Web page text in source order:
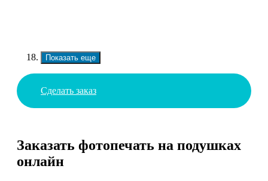
Показать еще
Сделать заказ
Заказать фотопечать на подушках
онлайн